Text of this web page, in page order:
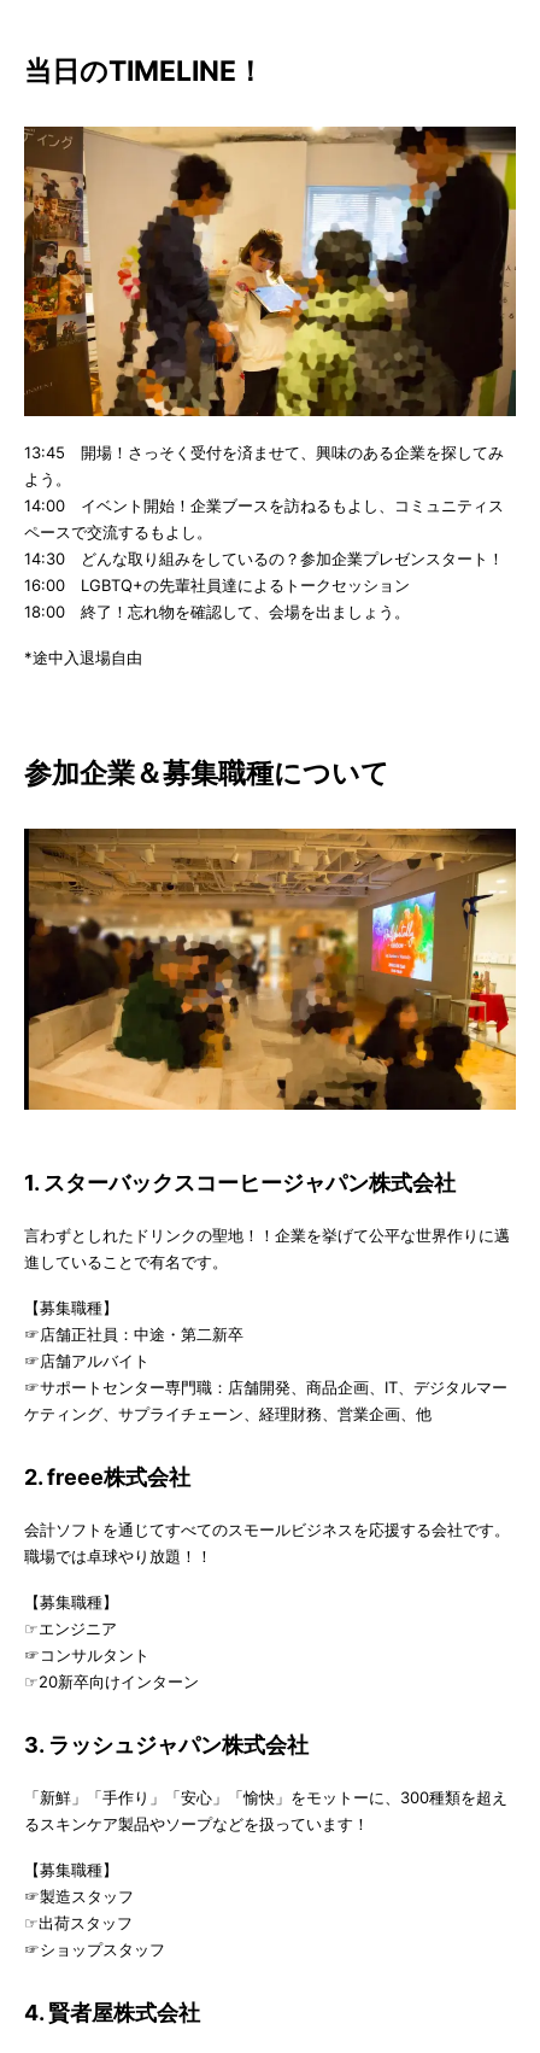
当日のTIMELINE！
13:45 開場！さっそく受付を済ませて、興味のある企業を探してみ
よう。
14:00 イベント開始！企業ブースを訪ねるもよし、コミュニティス
ペースで交流するもよし。
14:30 どんな取り組みをしているの？参加企業プレゼンスタート！
16:00 LGBTQ+の先輩社員達によるトークセッション
18:00 終了！忘れ物を確認して、会場を出ましょう。
*途中入退場自由
参加企業＆募集職種について
1. スターバックスコーヒージャパン株式会社
言わずとしれたドリンクの聖地！！企業を挙げて公平な世界作りに邁
進していることで有名です。
【募集職種】
☞店舗正社員：中途・第二新卒
☞店舗アルバイト
☞サポートセンター専門職：店舗開発、商品企画、IT、デジタルマー
ケティング、サプライチェーン、経理財務、営業企画、他
2. freee株式会社
会計ソフトを通じてすべてのスモールビジネスを応援する会社です。
職場では卓球やり放題！！
【募集職種】
☞エンジニア
☞コンサルタント
☞20新卒向けインターン
3. ラッシュジャパン株式会社
「新鮮」「手作り」「安心」「愉快」をモットーに、300種類を超え
るスキンケア製品やソープなどを扱っています！
【募集職種】
☞製造スタッフ
☞出荷スタッフ
☞ショップスタッフ
4. 賢者屋株式会社